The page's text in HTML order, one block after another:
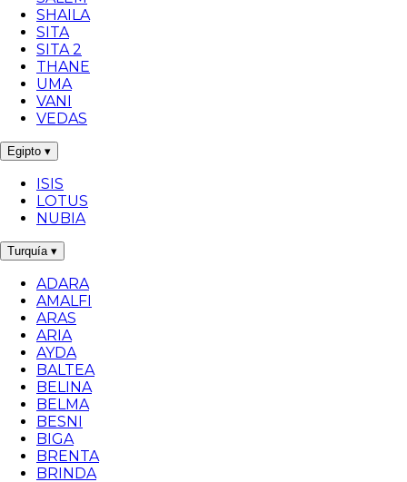
SHAILA
SITA
SITA 2
THANE
UMA
VANI
VEDAS
Egipto ▾
ISIS
LOTUS
NUBIA
Turquía ▾
ADARA
AMALFI
ARAS
ARIA
AYDA
BALTEA
BELINA
BELMA
BESNI
BIGA
BRENTA
BRINDA